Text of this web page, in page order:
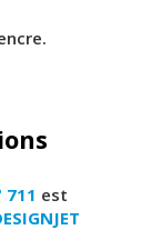
711 est